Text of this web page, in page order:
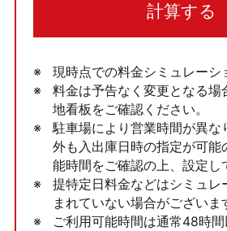
計算する
現時点での料金シミュレーシ
料金は予告なく変更となる場
地看板をご確認ください。
駐車場により営業時間が異な
外も入出庫日時の指定が可能
能時間をご確認の上、設定し
提特定日料金などはシミュレ
まれていない場合がございま
ご利用可能時間は通常48時